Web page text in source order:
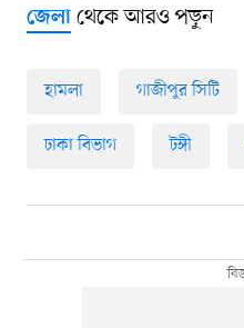
জেলাথেকে আরও পড়ুন
হামলা গাজীপুর সিটি
ঢাকা বিভাগ টঙ্গী